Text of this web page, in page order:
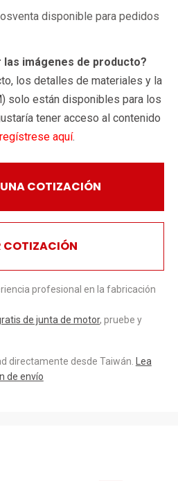
disponible para pedidos
las imágenes de producto?
los detalles de materiales y la
solo están disponibles para los
tener acceso al contenido
regístrese aquí.
COTIZACIÓN
COTIZACIÓN
profesional en la fabricación
de junta de motor, pruebe y
directamente desde Taiwán.
Lea
de envío